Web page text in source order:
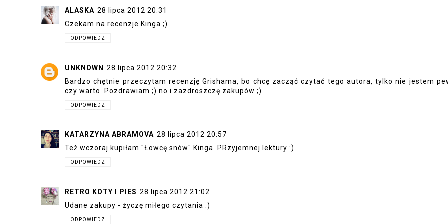
ALASKA 28 lipca 2012 20:31
Czekam na recenzje Kinga ;)
ODPOWIEDZ
UNKNOWN
28 lipca 2012 20:32
Bardzo chętnie przeczytam recenzję Grishama, bo chcę zacząć czytać tego autora, tylko nie jestem
czy warto. Pozdrawiam ;) no i zazdroszczę zakupów ;)
ODPOWIEDZ
KATARZYNA ABRAMOVA 28 lipca 2012 20:57
Też wczoraj kupiłam "Łowcę snów" Kinga. PRzyjemnej lektury :)
ODPOWIEDZ
RETRO KOTY I PIES 28 lipca 2012 21:02
Udane zakupy - życzę miłego czytania :)
ODPOWIEDZ